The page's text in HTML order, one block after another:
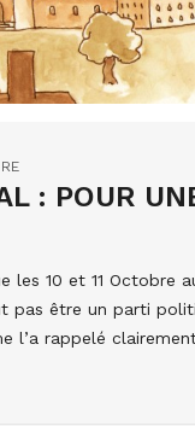
: POUR
les 10 et 11
pas être un parti
rappelé